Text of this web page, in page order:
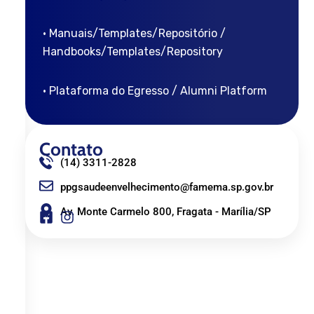
• Manuais/Templates/Repositório /
Handbooks/Templates/Repository
• Plataforma do Egresso / Alumni Platform
Contato
(14) 3311-2828
ppgsaudeenvelhecimento@famema.sp.gov.br
Av. Monte Carmelo 800, Fragata - Marília/SP